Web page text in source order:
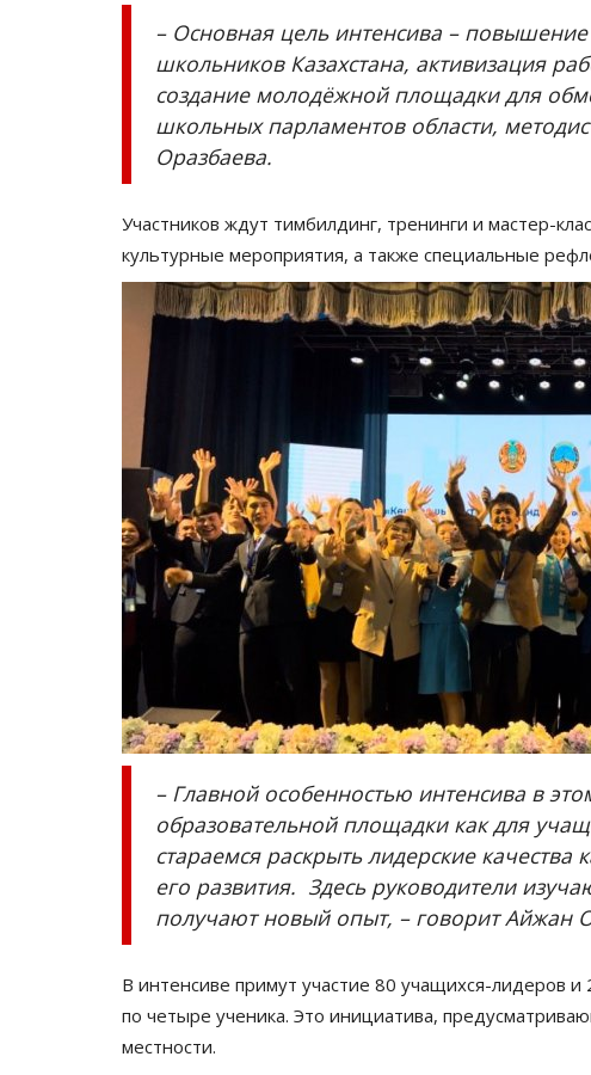
– Основная цель интенсива –
школьников Казахстана, активизация
создание молодёжной площадки для
школьных парламентов области,
Оразбаева.
Участников ждут тимбилдинг, тренинги и мастер-
культурные мероприятия, а также специальные
– Главной особенностью интенсива в
образовательной площадки как для
стараемся раскрыть лидерские качества
его развития. Здесь руководители
получают новый опыт, – говорит Айжан
В интенсиве примут участие 80 учащихся-лидеров
по четыре ученика. Это инициатива,
местности.
Образование
готовность школ к новому...
Авг 6, 2026